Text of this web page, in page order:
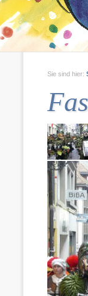
Sie sind hier: